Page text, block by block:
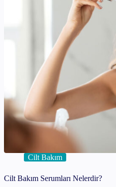
Cilt Bakım
Cilt Bakım Serumları Nelerdir?